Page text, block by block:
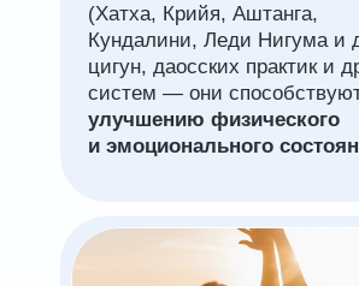
(Хатха, Крийя, Аштанга,
Кундалини, Леди Нигума и
цигун, даосских практик и
систем — они
улучшению физического
и эмоционального